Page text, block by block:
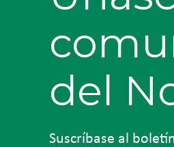
del
Suscríbase al